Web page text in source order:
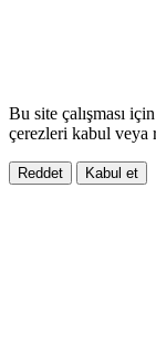
Bu site çalışması
çerezleri kabul veya
Reddet Kabul et